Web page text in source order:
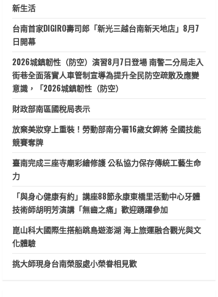
新生活
台南首家DIGIRO壽司郎「新光三越台南新天地店」8月7
日開幕
2026城鎮韌性（防空）演習8月7日登場 南警二分局走入
街巷全面落實人車管制宣導為提升全民防空疏散及應變
意識，「2026城鎮韌性（防空）
財政部南區國稅局表示
放棄美妝穿上重裝！勞動部南分署16歲女銲將 全國技能
競賽奪牌
臺南完成三座寺廟彩繪修護 公私協力保存傳統工藝生命
力
「與身心健康有約」講座88節永康東橋里活動中心牙體
技術師胡明芳演講「無齒之痛」歡迎踴躍參加
崑山科大國際生搭船跳島遊澎湖 海上旅運融合觀光與文
化體驗
挑大師現身台南榮服處小榮眷相見歡